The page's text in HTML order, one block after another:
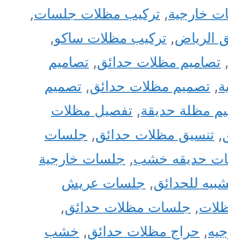
خارجية, تركيب مظلات جلسات,
الرياض, تركيب مظلات ساكو,
, تصاميم مظلات حدائق, تصاميم
, تصميم مظلات حدائق, تصميم
مظلة حديقة, تفصيل مظلات
, تنسيق مظلات حدائق, جلسات
حديقه خشب, جلسات خارجية
للحدائق, جلسات عريش
, جلسات مظلات حدائق,
, حراج مظلات حدائق, خشب